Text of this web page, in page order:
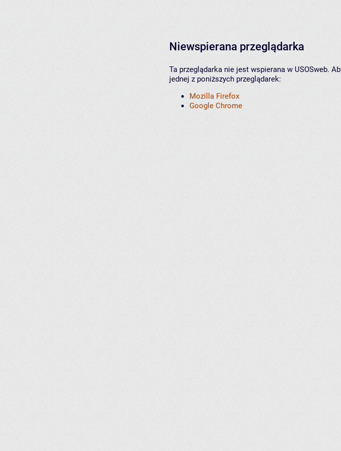
Niewspierana przeglądarka
Ta przeglądarka nie jest wspierana w USOSweb.
jednej z poniższych przeglądarek:
Mozilla Firefox
Google Chrome